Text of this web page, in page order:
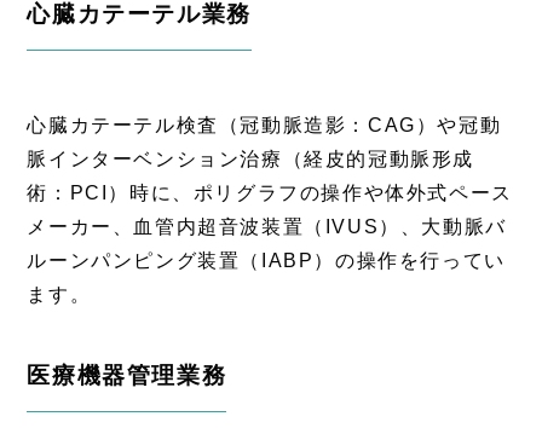
心臓カテーテル業務
心臓カテーテル検査（冠動脈造影：CAG）や冠動
脈インターベンション治療（経皮的冠動脈形成
術：PCI）時に、ポリグラフの操作や体外式ペース
メーカー、血管内超音波装置（IVUS）、大動脈バ
ルーンパンピング装置（IABP）の操作を行ってい
ます。
医療機器管理業務